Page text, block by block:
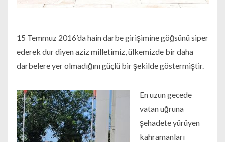
15 Temmuz 2016’da hain darbe girişimine göğsünü siper
ederek dur diyen aziz milletimiz, ülkemizde bir daha
darbelere yer olmadığını güçlü bir şekilde göstermiştir.
En uzun gecede
vatan uğruna
şehadete yürüyen
kahramanları